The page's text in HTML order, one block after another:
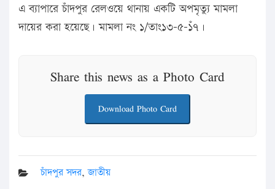
এ ব্যাপারে চাঁদপুর রেলওয়ে থানায় একটি অপমৃত্যু মামলা
দায়ের করা হয়েছে। মামলা নং ১/তাং১৩-৫-১ঁ৭।
Share this news as a Photo Card
Download Photo Card
চাঁদপুর সদর,জাতীয়